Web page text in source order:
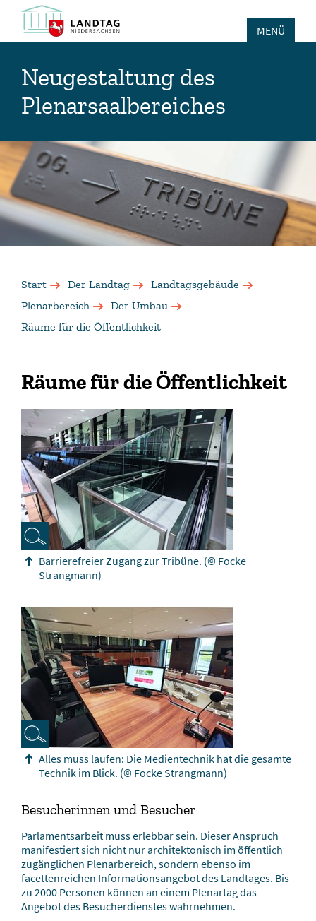
MENÜ
Neugestaltung des
Plenarsaalbereiches
Start Der Landtag
Landtagsgebäude
Plenarbereich
Der Umbau
Räume für die Öffentlichkeit
Räume für die Öffentlichkeit
Barrierefreier Zugang zur Tribüne. (© Focke
Strangmann)
Alles muss laufen: Die Medientechnik hat die gesamte
Technik im Blick. (© Focke Strangmann)
Besucherinnen und Besucher
Parlamentsarbeit muss erlebbar sein. Dieser Anspruch
manifestiert sich nicht nur architektonisch im öffentlich
zugänglichen Plenarbereich, sondern ebenso im
facettenreichen Informationsangebot des Landtages. Bis
zu 2000 Personen können an einem Plenartag das
Angebot des Besucherdienstes wahrnehmen.